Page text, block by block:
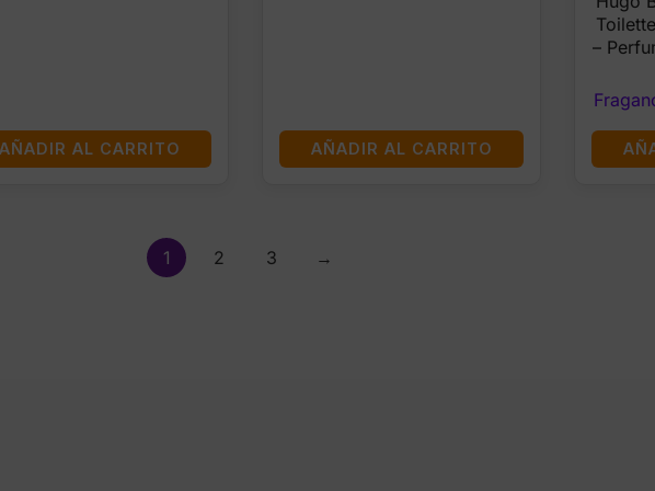
AÑADIR AL CARRITO AÑADIR AL CARRITO
–
1 2 3 →